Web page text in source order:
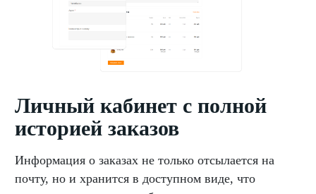
Личный кабинет с полной
историей заказов
Информация о заказах не только отсылается на
почту, но и хранится в доступном виде, что